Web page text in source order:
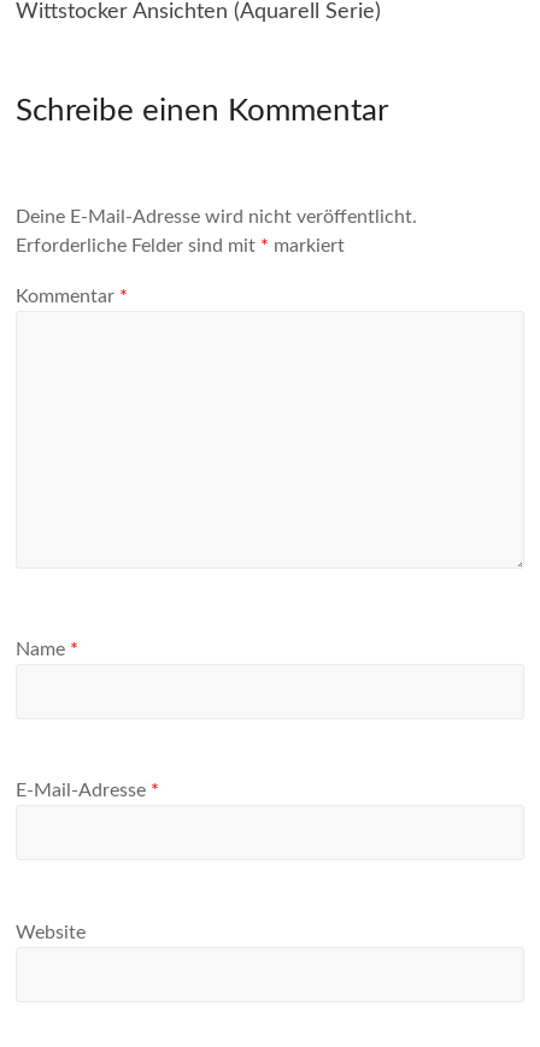
Wittstocker Ansichten (Aquarell Serie)
Schreibe einen Kommentar
Deine E-Mail-Adresse wird nicht veröffentlicht.
Erforderliche Felder sind mit * markiert
Kommentar *
Name *
E-Mail-Adresse *
Website